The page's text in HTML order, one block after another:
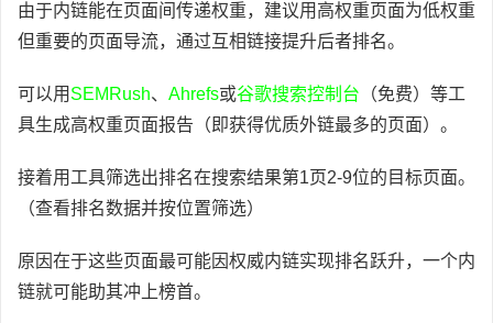
由于内链能在页面间传递权重，建议用高权重页面为低权重
但重要的页面导流，通过互相链接提升后者排名。
可以用 SEMRush、 Ahrefs或谷歌搜索控制台 （免费）等工
具生成高权重页面报告（即获得优质外链最多的页面）。
接着用工具筛选出排名在搜索结果第1页2-9位的目标页面。
（查看排名数据并按位置筛选）
原因在于这些页面最可能因权威内链实现排名跃升，一个内
链就可能助其冲上榜首。